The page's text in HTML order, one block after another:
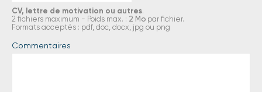
CV, lettre de motivation ou autres.
2 fichiers maximum - Poids max. : 2 Mo par fichier.
Formats acceptés : pdf, doc, docx, jpg ou png
Commentaires